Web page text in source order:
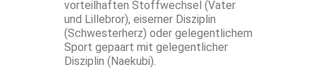
vorteilhaften Stoffwechsel (Vater
und Lillebror), eiserner Disziplin
(Schwesterherz) oder gelegentlichem
Sport gepaart mit gelegentlicher
Disziplin (Naekubi).